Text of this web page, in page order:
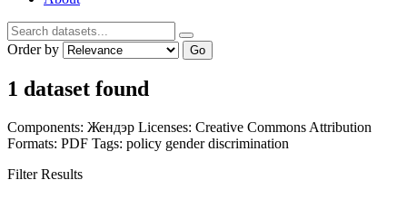
Order by Go
1 dataset found
Components: Жендэр Licenses: Creative Commons Attribution
Formats: PDF Tags: policy genderdiscrimination
Filter Results